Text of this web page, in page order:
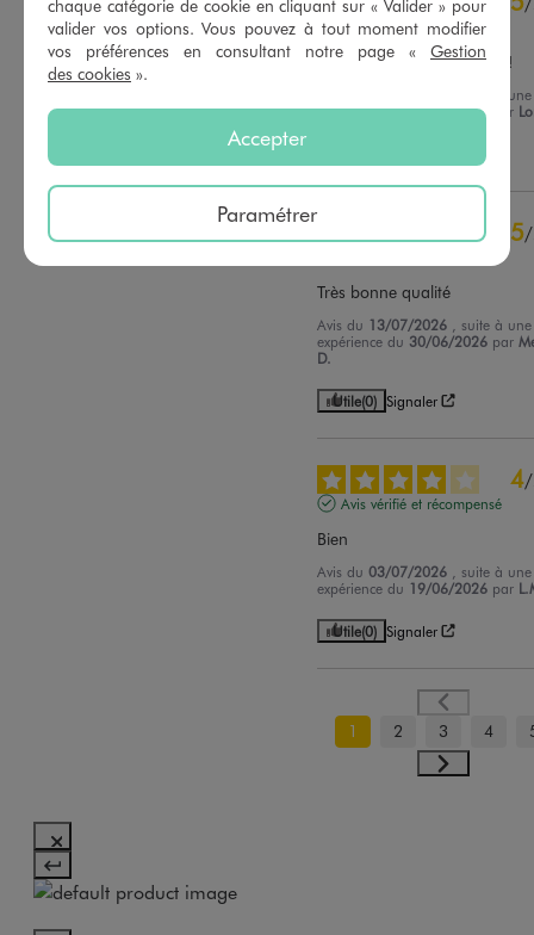
Avis vérifié et récompensé
Top! Pratique et esthétique!
, suite à une
expérience du27/06/2026 par
5/
Très bonne qualité
Avis du 13/07/2026 , suite à une
expérience du 30/06/2026 par
D.
Utile(0) Signaler
4/
Avis vérifié et récompensé
Bien
Avis du03/07/2026 , suite à une
expérience du 19/06/2026 par
Utile(0) Signaler
1 2 3 4
chaque catégorie de cookie en cliquant sur « Valider » pour
valider vos options. Vous pouvez à tout moment modifier
vos préférences en consultant notre page « Gestion
des cookies ».
Accepter
Paramétrer